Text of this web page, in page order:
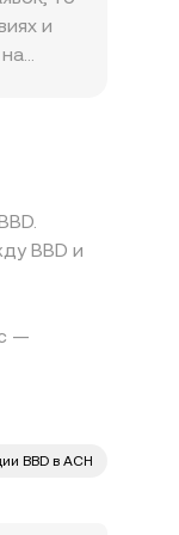
в
по
и
BBD и
—
BBD в ACH